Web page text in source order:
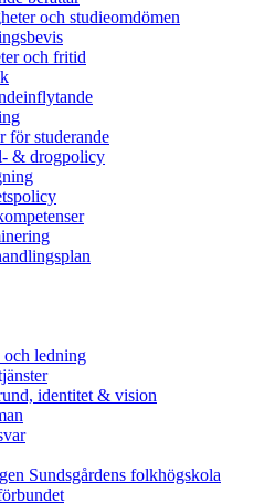
och studieomdömen
och fritid
för studerande
& drogpolicy
och ledning
identitet & vision
Sundsgårdens folkhögskola